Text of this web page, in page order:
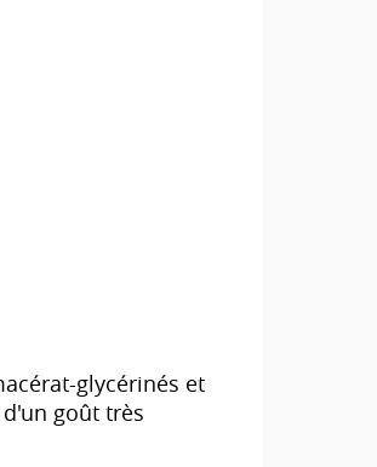
glycérinés et
goût très